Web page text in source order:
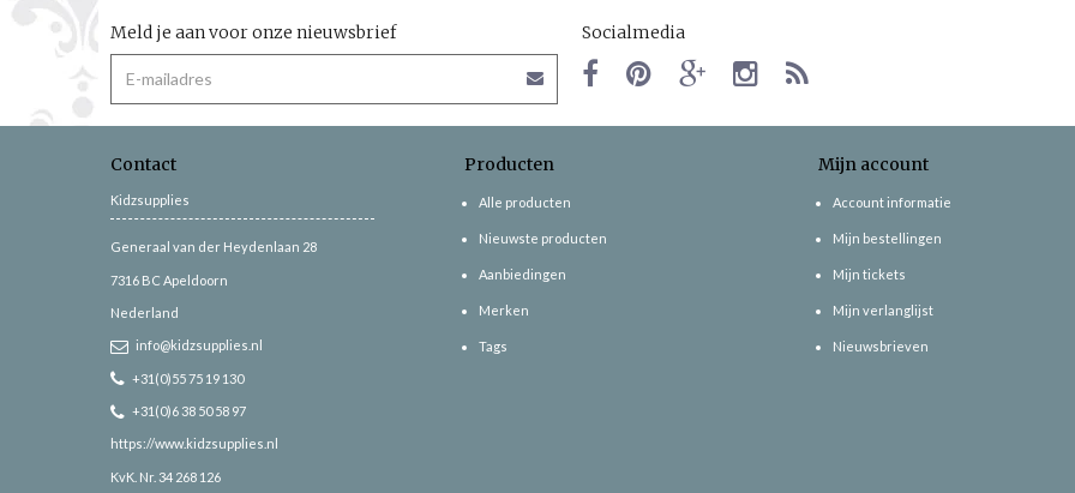
Meld je aan voor onze nieuwsbrief Socialmedia
Contact
Kidzsupplies
Generaal van der Heydenlaan 28
7316 BC Apeldoorn
Nederland
info@kidzsupplies.nl
+31(0)55 75 19 130
+31(0)6 38 50 58 97
https://www.kidzsupplies.nl
KvK. Nr. 34 268 126
Producten
Alle producten
Nieuwste producten
Aanbiedingen
Merken
Tags
Mijn account
Account informatie
Mijn bestellingen
Mijn tickets
Mijn verlanglijst
Nieuwsbrieven